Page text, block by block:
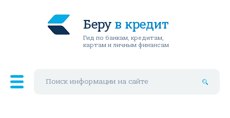
Беру в кредит
Гид по банкам, кредитам,
картам и личным финансам